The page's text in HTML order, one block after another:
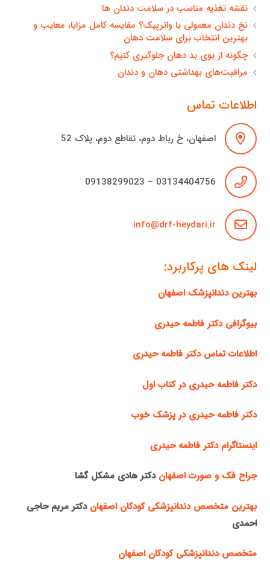
نقشه تغذیه مناسب در سلامت دندان ها
نخ دندان معمولی یا واترپیک؟ مقایسه کامل مزایا، معایب و
بهترین انتخاب برای سلامت دهان
چگونه از بوی بد دهان جلوگیری کنیم؟
مراقبت‌های بهداشتی دهان و دندان
اطلاعات تماس
اصفهان، خ رباط دوم، تقاطع دوم، پلاک 52
03134404756 – 09138299023
info@drf-heydari.ir
لینک های پرکاربرد:
بهترین دندانپزشک اصفهان
بیوگرافی دکتر فاطمه حیدری
اطلاعات تماس دکتر فاطمه حیدری
دکتر فاطمه حیدری در کتاب اول
دکتر فاطمه حیدری در پزشک خوب
اینستاگرام دکتر فاطمه حیدری
جراح فک و صورت اصفهان دکتر هادی مشکل گشا
بهترین متخصص دندانپزشکی کودکان اصفهان دکتر مریم حاجی
احمدی
متخصص دندانپزشکی کودکان اصفهان